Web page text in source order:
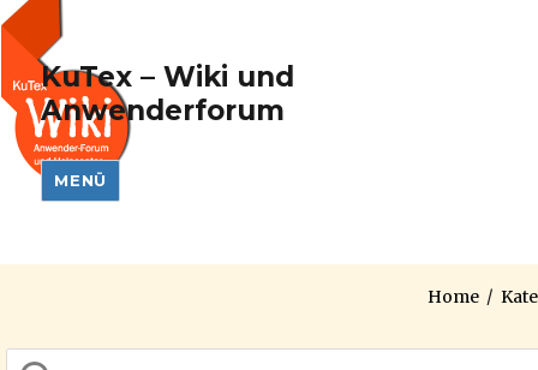
KuTex – Wiki und
Anwenderforum
MENÜ
Home /